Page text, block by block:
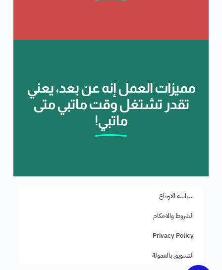
مميزات العمل إنه عن بعد، يعني
تقدر تشتغل وقت ماتبي متى
ماتبي!
سياسة الارجاع
الشروط والاحكام
Privacy Policy
التسويق بالعمولة